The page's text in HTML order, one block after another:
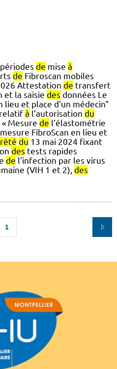
périodes de mise à
de Fibroscan mobiles
Attestation de transfert
et la saisie des données Le
lieu et place d'un médecin"
à l’autorisation du
Mesure de l’élastométrie
mesure FibroScan en lieu et
du 13 mai 2024 fixant
des tests rapides
de l’infection par les virus
(VIH 1 et 2), des
1